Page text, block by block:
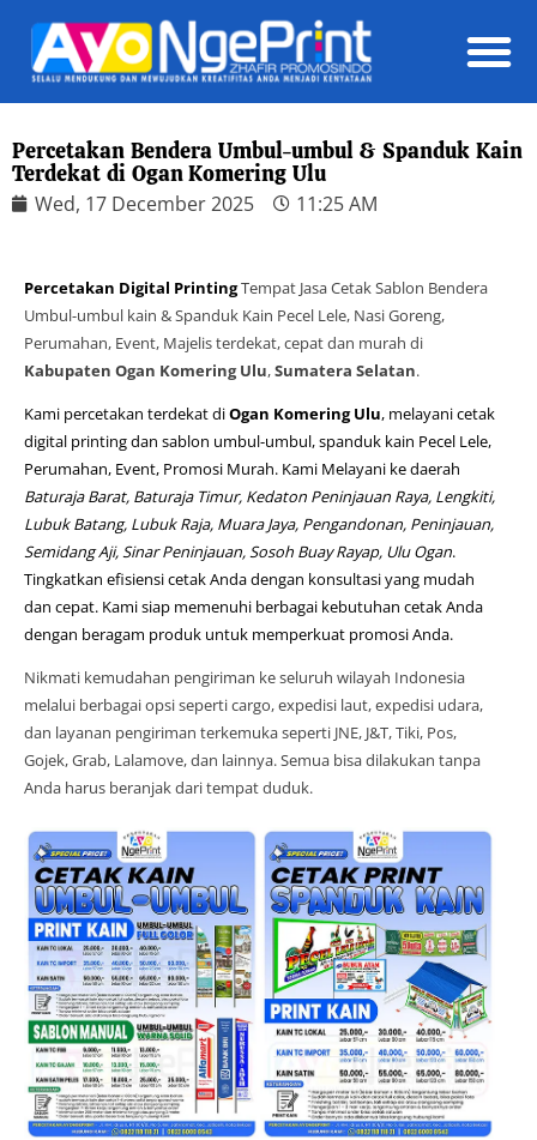
Percetakan Bendera Umbul-umbul & Spanduk Kain
Terdekat di Ogan Komering Ulu
Wed, 17 December 2025 11:25 AM
Percetakan Digital PrintingTempat Jasa Cetak Sablon Bendera
Umbul-umbul kain & Spanduk Kain Pecel Lele, Nasi Goreng,
Perumahan, Event, Majelis terdekat, cepat dan murah di
Kabupaten Ogan Komering Ulu,Sumatera Selatan.
Kami percetakan terdekat diOgan Komering Ulu, melayani cetak
digital printing dan sablon umbul-umbul, spanduk kain Pecel Lele,
Perumahan, Event, Promosi Murah. Kami Melayani ke daerah
Baturaja Barat, Baturaja Timur, Kedaton Peninjauan Raya, Lengkiti,
Lubuk Batang, Lubuk Raja, Muara Jaya, Pengandonan, Peninjauan,
Semidang Aji, Sinar Peninjauan, Sosoh Buay Rayap, Ulu Ogan.
Tingkatkan efisiensi cetak Anda dengan konsultasi yang mudah
dan cepat. Kami siap memenuhi berbagai kebutuhan cetak Anda
dengan beragam produk untuk memperkuat promosi Anda.
Nikmati kemudahan pengiriman ke seluruh wilayah Indonesia
melalui berbagai opsi seperti cargo, expedisi laut, expedisi udara,
dan layanan pengiriman terkemuka seperti JNE, J&T, Tiki, Pos,
Gojek, Grab, Lalamove, dan lainnya. Semua bisa dilakukan tanpa
Anda harus beranjak dari tempat duduk.